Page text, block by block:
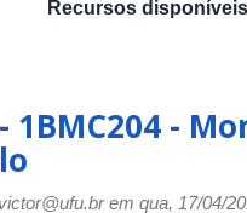
Recursos disponíveis
1BMC204 -
em qua, 17/04/